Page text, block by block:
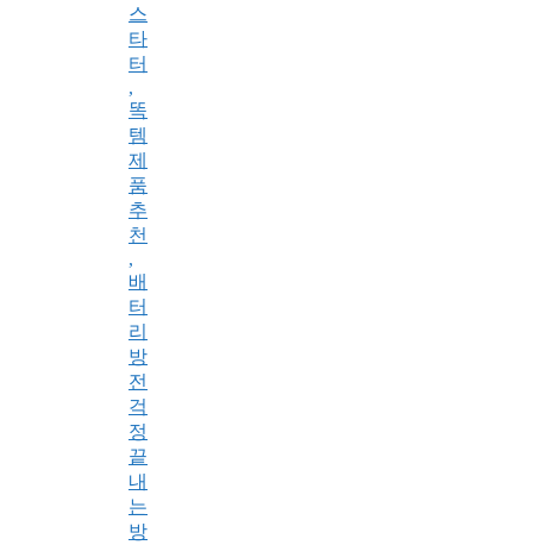
스
타
터
,
똑
템
제
품
추
천
,
배
터
리
방
전
걱
정
끝
내
는
방